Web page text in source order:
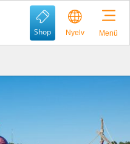
Shop Nyelv Menü